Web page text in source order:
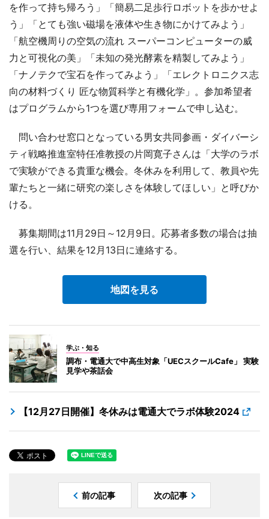
を作って持ち帰ろう」「簡易二足歩行ロボットを歩かせよ
う」「とても強い磁場を液体や生き物にかけてみよう」
「航空機周りの空気の流れ スーパーコンピューターの威
力と可視化の美」「未知の発光酵素を精製してみよう」
「ナノテクで宝石を作ってみよう」「エレクトロニクス志
向の材料づくり 匠な物質科学と有機化学」。参加希望者
はプログラムから1つを選び専用フォームで申し込む。
問い合わせ窓口となっている男女共同参画・ダイバーシ
ティ戦略推進室特任准教授の片岡寛子さんは「大学のラボ
で実験ができる貴重な機会。冬休みを利用して、教員や先
輩たちと一緒に研究の楽しさを体験してほしい」と呼びか
ける。
募集期間は11月29日～12月9日。応募者多数の場合は抽
選を行い、結果を12月13日に連絡する。
地図を見る
学ぶ・知る
調布・電通大で中高生対象「UECスクールCafe」 実験
見学や茶話会
【12月27日開催】冬休みは電通大でラボ体験2024
前の記事 次の記事